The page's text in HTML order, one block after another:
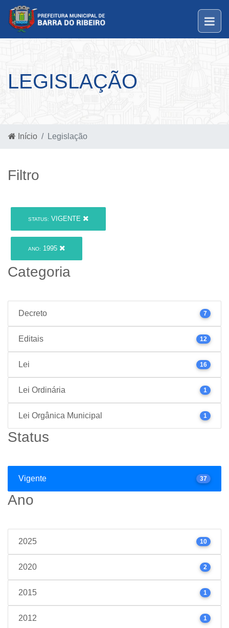
LEGISLAÇÃO
Início Legislação
Filtro
STATUS: VIGENTE
ANO: 1995
Categoria
Decreto 7
Editais 12
Lei 16
Lei Ordinária 1
Lei Orgânica Municipal 1
Status
Vigente 37
Ano
2025 10
2020 2
2015 1
2012 1